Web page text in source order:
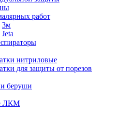
работ
3м
Jeta
нитриловые
для защиты от порезов
беруши
ЛКМ